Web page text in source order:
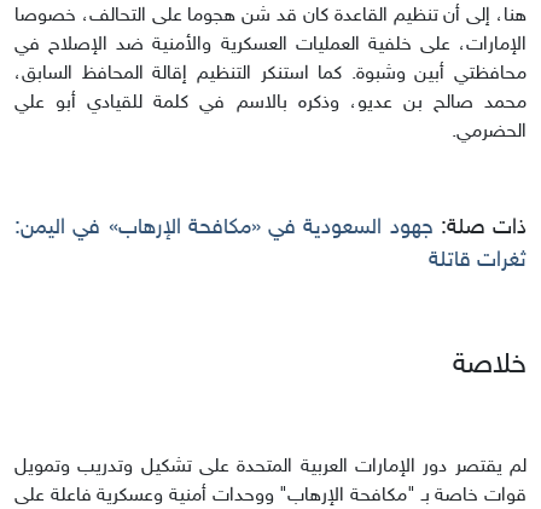
هنا، إلى أن تنظيم القاعدة كان قد شن هجوما على التحالف، خصوصا
الإمارات، على خلفية العمليات العسكرية والأمنية ضد الإصلاح في
محافظتي أبين وشبوة. كما استنكر التنظيم إقالة المحافظ السابق،
محمد صالح بن عديو، وذكره بالاسم في كلمة للقيادي أبو علي
الحضرمي.
ذات صلة: جهود السعودية في «مكافحة الإرهاب» في اليمن:
ثغرات قاتلة
خلاصة
لم يقتصر دور الإمارات العربية المتحدة على تشكيل وتدريب وتمويل
قوات خاصة بـ "مكافحة الإرهاب" ووحدات أمنية وعسكرية فاعلة على